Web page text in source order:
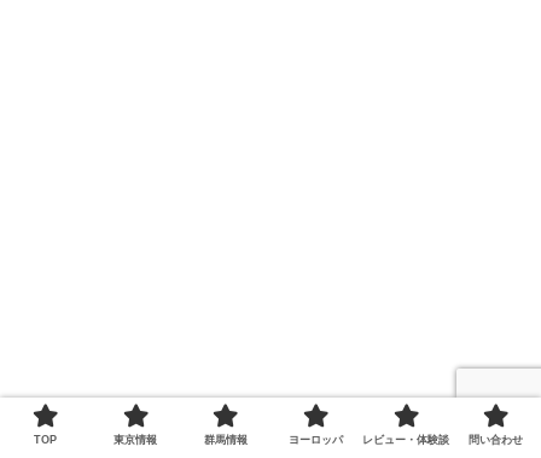
TOP 東京情報 群馬情報 ヨーロッパ レビュー・体験談 問い合わせ